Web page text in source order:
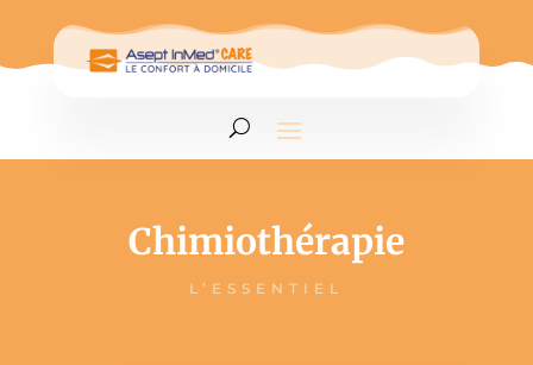
Chimiothérapie
L’ESSENTIEL